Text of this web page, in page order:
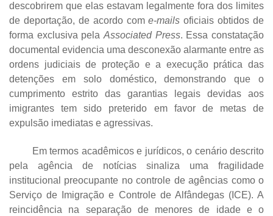
descobrirem que elas estavam legalmente fora dos limites
de deportação, de acordo come-mails oficiais obtidos de
forma exclusiva pela Associated Press. Essa constatação
documental evidencia uma desconexão alarmante entre as
ordens judiciais de proteção e a execução prática das
detenções em solo doméstico, demonstrando que o
cumprimento estrito das garantias legais devidas aos
imigrantes tem sido preterido em favor de metas de
expulsão imediatas e agressivas.
Em termos acadêmicos e jurídicos, o cenário descrito
pela agência de notícias sinaliza uma fragilidade
institucional preocupante no controle de agências como o
Serviço de Imigração e Controle de Alfândegas (ICE). A
reincidência na separação de menores de idade e o